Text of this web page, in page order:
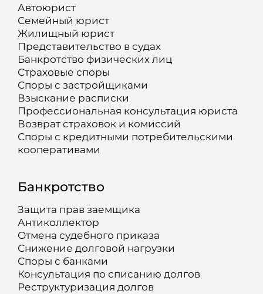
Автоюрист
Семейный юрист
Жилищный юрист
Представительство в судах
Банкротство физических лиц
Страховые споры
Споры с застройщиками
Взыскание расписки
Профессиональная консультация юриста
Возврат страховок и комиссий
Споры с кредитными потребительскими
кооперативами
Банкротство
Защита прав заемщика
Антиколлектор
Отмена судебного приказа
Снижение долговой нагрузки
Споры с банками
Консультация по списанию долгов
Реструктуризация долгов